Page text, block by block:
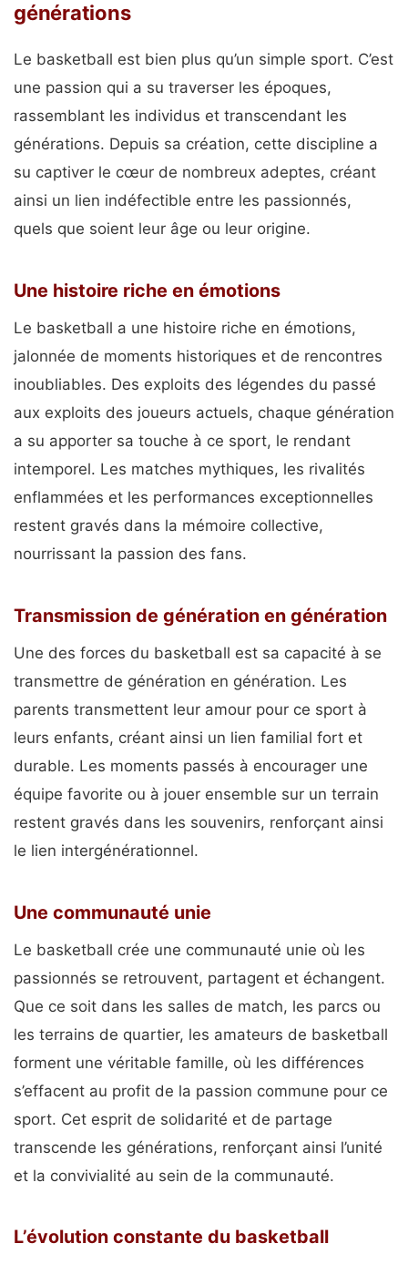
générations
Le basketball est bien plus qu’un simple sport. C’est
une passion qui a su traverser les époques,
rassemblant les individus et transcendant les
générations. Depuis sa création, cette discipline a
su captiver le cœur de nombreux adeptes, créant
ainsi un lien indéfectible entre les passionnés,
quels que soient leur âge ou leur origine.
Une histoire riche en émotions
Le basketball a une histoire riche en émotions,
jalonnée de moments historiques et de rencontres
inoubliables. Des exploits des légendes du passé
aux exploits des joueurs actuels, chaque génération
a su apporter sa touche à ce sport, le rendant
intemporel. Les matches mythiques, les rivalités
enflammées et les performances exceptionnelles
restent gravés dans la mémoire collective,
nourrissant la passion des fans.
Transmission de génération en génération
Une des forces du basketball est sa capacité à se
transmettre de génération en génération. Les
parents transmettent leur amour pour ce sport à
leurs enfants, créant ainsi un lien familial fort et
durable. Les moments passés à encourager une
équipe favorite ou à jouer ensemble sur un terrain
restent gravés dans les souvenirs, renforçant ainsi
le lien intergénérationnel.
Une communauté unie
Le basketball crée une communauté unie où les
passionnés se retrouvent, partagent et échangent.
Que ce soit dans les salles de match, les parcs ou
les terrains de quartier, les amateurs de basketball
forment une véritable famille, où les différences
s’effacent au profit de la passion commune pour ce
sport. Cet esprit de solidarité et de partage
transcende les générations, renforçant ainsi l’unité
et la convivialité au sein de la communauté.
L’évolution constante du basketball